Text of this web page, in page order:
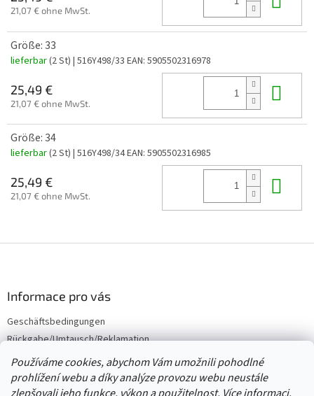
Používáme cookies, abychom Vám umožnili pohodlné
prohlížení webu a díky analýze provozu webu neustále
21,07 € ohne MwSt.
Größe: 33
lieferbar(2 St) | 516Y498/33 EAN: 5905502316978
25,49 €
21,07 € ohne MwSt.
Größe: 34
lieferbar(2 St) | 516Y498/34EAN: 5905502316985
25,49 €
21,07 € ohne MwSt.
l
Informace pro vás
Geschäftsbedingungen
Rückgabe/Umtausch/Reklamation
Großhandel